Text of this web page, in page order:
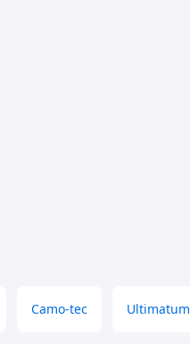
Camo-tec Ultimatum